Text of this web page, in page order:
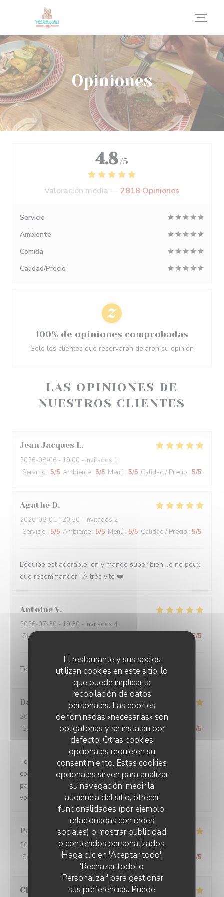
Personalización de sus opciones de cookies
El restaurante y sus socios
utilizan cookies en este sitio, lo
que puede implicar la
recopilación de datos
personales. Las cookies
denominadas «necesarias» son
obligatorias y se instalan por
defecto. Otras cookies
opcionales requieren su
consentimiento. Estas cookies
opcionales sirven para analizar
su navegación, medir la
audiencia del sitio, ofrecer
funcionalidades (por ejemplo,
relacionadas con redes
sociales) o mostrar publicidad
o contenidos personalizados.
Haga clic en 'Aceptar todo',
'Rechazar todo' o
'Personalizar' para gestionar
sus preferencias. Puede
Opiniones
LAS OPINIONES DE
NUESTROS CLIENTES
Jean Jacques L
2026-08-06 - 19:00 - Invitados 1
Servicio : 5/5 Ambiente : 5/5 Menú : 5/5 Calidad / Precio : 5/5
Agathe D
2026-08-01 - 20:30 - Invitados 2
Servicio : 5/5 Ambiente : 5/5 Menú : 5/5 Calidad / Precio : 5/5
L’équipe est adorable, on y mange super bien. Je ne peux
que recommander ! À très vite ❤️
Antoine V
2026-07-30 - 19:30 - Invitados 4
Servicio
5/5
Toujours servi avec bonne humeur ! Plats délicieux
Damien
2026-08-01- 19:15 - Invitados 3
Servicio
/5 Ambiente:5/5 Menú:5/5 Calidad / Precio /5
Toujours un plaisir de venir dans ce restaurant qui
commence toujours par un accueil chaleureux. Tout est
parfait si service à la cuisine. Ne changez rien Merci à
vous
Pascal
2026-07-31
- 20:45 - Invitados 2
Servicio
Ambiente:5/5 Menú:5/5 Calidad / Precio /5
Claire
4.8 /5
Valoración media —2818 Opiniones
Servicio
Ambiente
Comida
Calidad/Precio
100% de opiniones comprobadas
Solo los clientes que reservaron dejaron su opinión